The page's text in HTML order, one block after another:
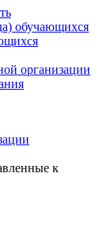
обучающихся
организации
к